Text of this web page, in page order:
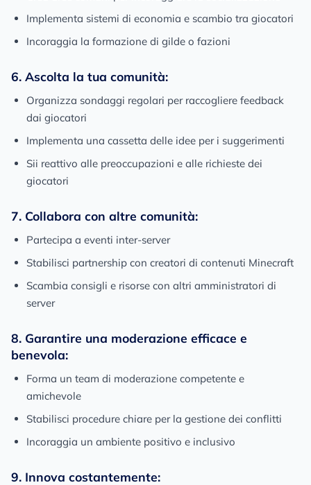
Implementa sistemi di economia e scambio tra giocatori
Incoraggia la formazione di gilde o fazioni
6. Ascolta la tua comunità:
Organizza sondaggi regolari per raccogliere feedback
dai giocatori
Implementa una cassetta delle idee per i suggerimenti
Sii reattivo alle preoccupazioni e alle richieste dei
giocatori
7. Collabora con altre comunità:
Partecipa a eventi inter-server
Stabilisci partnership con creatori di contenuti Minecraft
Scambia consigli e risorse con altri amministratori di
server
8. Garantire una moderazione efficace e
benevola:
Forma un team di moderazione competente e
amichevole
Stabilisci procedure chiare per la gestione dei conflitti
Incoraggia un ambiente positivo e inclusivo
9. Innova costantemente: